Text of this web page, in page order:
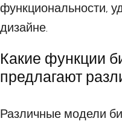
функциональности,
дизайне.
Какие функции
предлагают
Различные модели